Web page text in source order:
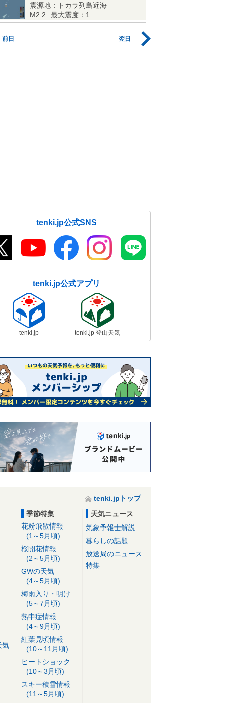
震源地：トカラ列島近海
M2.2
最大震度：1
前日 翌日
tenki.jp公式SNS
tenki.jp公式アプリ
tenki.jp tenki.jp 登山天気
tenki.jpトップ
気
季節特集
花粉飛散情報
(1～5月頃)
桜開花情報
(2～5月頃)
GWの天気
(4～5月頃)
梅雨入り・明け
(5～7月頃)
熱中症情報
(4～9月頃)
紅葉見頃情報
(10～11月頃)
ヒートショック
(10～3月頃)
スキー積雪情報
(11～5月頃)
天気ニュース
気象予報士解説
暮らしの話題
放送局のニュース
特集